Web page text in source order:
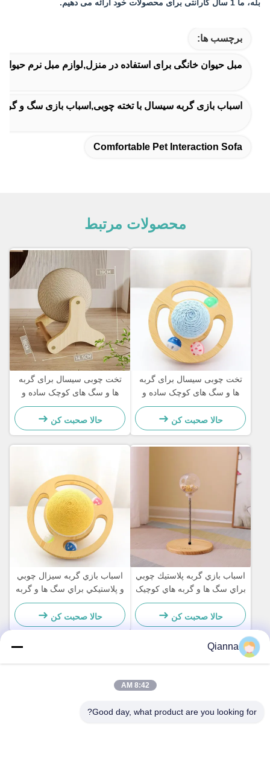
بله، ما 1 سال گارانتی برای محصولات خود ارائه می دهیم.
برچسب ها:
مبل حیوان خانگی برای استفاده در منزل,لوازم مبل نرم
اسباب بازی گربه سیسال با تخته چوبی,اسباب بازی سگ و
Comfortable Pet Interaction Sofa
محصولات مرتبط
تخت چوبی سیسال برای گربه
ها و سگ های کوچک ساده و
عملی
حالا صحبت کن
تخت چوبی سیسال برای گربه
ها و سگ های کوچک ساده و
عملی
حالا صحبت کن
اسباب بازي گربه پلاستيك چوبي
براي سگ ها و گربه هاي کوچيک
ساده و عملي
حالا صحبت کن
اسباب بازي گربه سيزال چوبي
و پلاستيکي براي سگ ها و گربه
هاي کوچيک ساده و عملي
حالا صحبت کن
آدرس
Qianna
8:42 AM
Good day, what product are you looking for?